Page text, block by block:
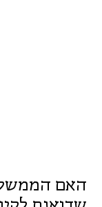
האם